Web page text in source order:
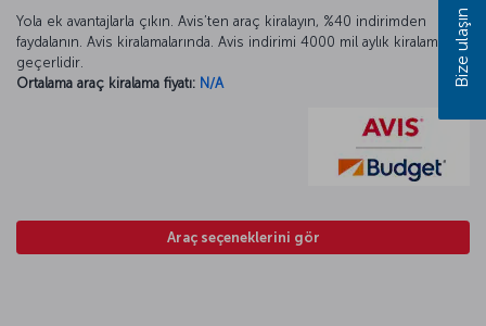
Yola ek avantajlarla çıkın. Avis’ten araç kiralayın, %40 indirimden
faydalanın. Avis kiralamalarında. Avis indirimi 4000 mil aylık kiralamada
geçerlidir.
Ortalama araç kiralama fiyatı: N/A
Araç seçeneklerini gör
Bize ulaşın